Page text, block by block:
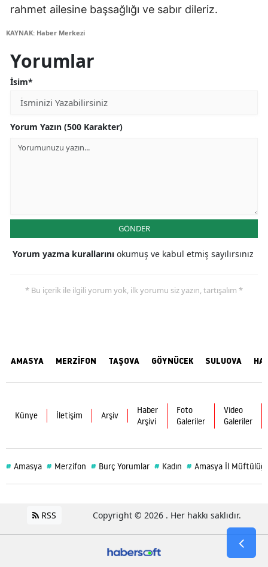
rahmet ailesine başsağlığı ve sabır dileriz.
KAYNAK: Haber Merkezi
Yorumlar
İsim*
Yorum Yazın (500 Karakter)
GÖNDER
Yorum yazma kurallarını okumuş ve kabul etmiş sayılırsınız
* Bu içerik ile ilgili yorum yok, ilk yorumu siz yazın, tartışalım *
AMASYA MERZİFON TAŞOVA GÖYNÜCEK SULUOVA
Künye İletişim Arşiv
Haber
Arşivi
Foto
Galeriler
Video
Galeriler
# Amasya # Merzifon # Burç Yorumlar # Kadın # Amasya İl
RSS Copyright © 2026 . Her hakkı saklıdır.